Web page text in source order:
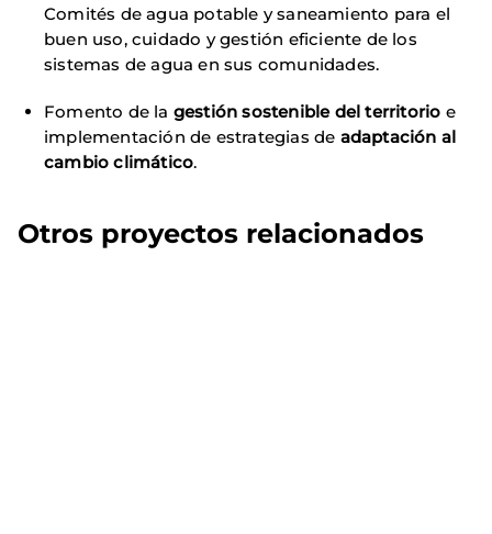
Comités de agua potable y saneamiento para el
buen uso, cuidado y gestión eficiente de los
sistemas de agua en sus comunidades.
Fomento de la gestión sostenible del territorio e
implementación de estrategias de adaptación al
cambio climático.
Otros proyectos relacionados